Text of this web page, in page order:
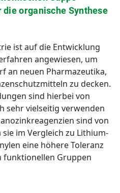
organische Synthese
ist auf die Entwicklung
angewiesen, um
an neuen Pharmazeutika,
zu decken.
sind hierbei von
sehr vielseitig verwenden
sind von
im Vergleich zu Lithium-
eine höhere Toleranz
funktionellen Gruppen